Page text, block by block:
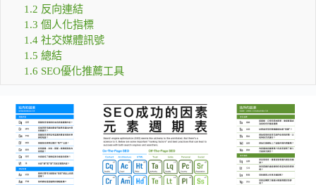
1.2 反向連結
1.3 個人化指標
1.4社交媒體訊號
1.5 總結
1.6 SEO優化推薦工具